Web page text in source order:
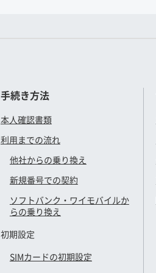
手続き方法
本人確認書類
利用までの流れ
他社からの乗り換え
新規番号での契約
ソフトバンク・ワイモバイルか
らの乗り換え
初期設定
SIMカードの初期設定